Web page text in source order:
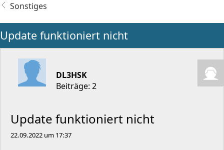
Sonstiges
Update funktioniert nicht
DL3HSK
Beiträge: 2
Update funktioniert nicht
22.09.2022 um 17:37